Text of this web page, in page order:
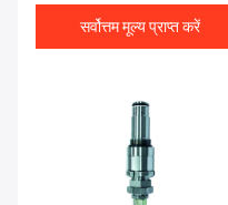
सर्वोत्तम मूल्य प्राप्त करें